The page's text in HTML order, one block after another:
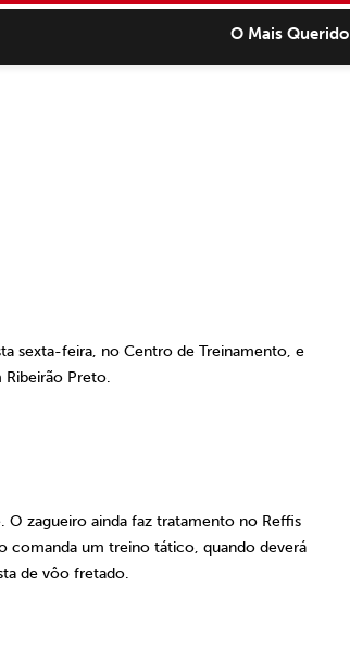
O Mais Querido
sexta-feira, no Centro de Treinamento, e
Ribeirão Preto.
O zagueiro ainda faz tratamento no Reffis
comanda um treino tático, quando deverá
de vôo fretado.